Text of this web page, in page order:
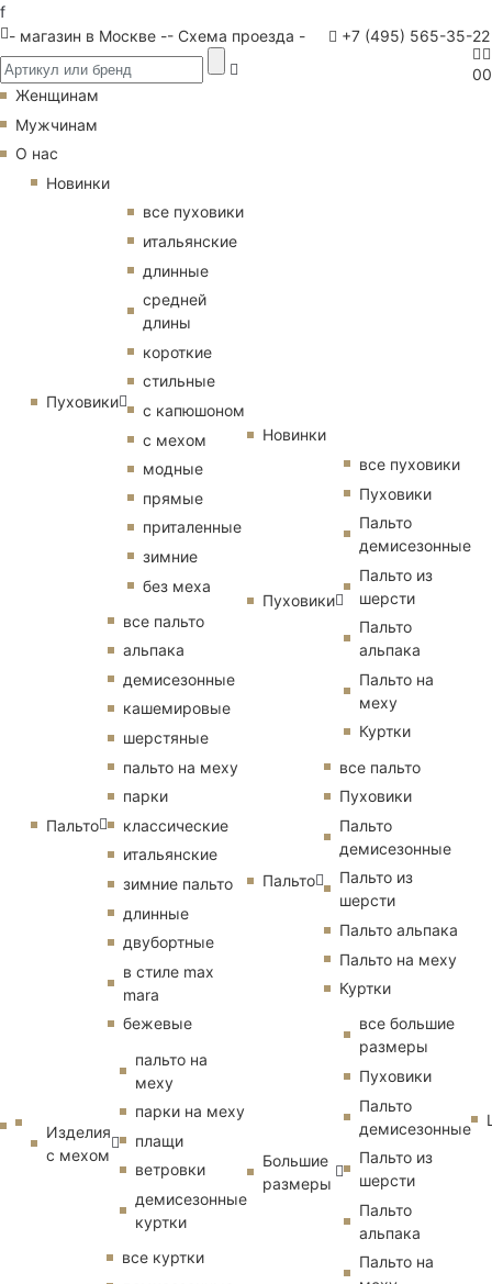
f
- магазин в Москве -- Схема проезда - +7 (495) 565-35-22
00
Женщинам
Мужчинам
О нас
Новинки
Пуховики
все пуховики
итальянские
длинные
средней
длины
короткие
стильные
с капюшоном
с мехом
модные
прямые
приталенные
зимние
без меха
Пальто
все пальто
альпака
демисезонные
кашемировые
шерстяные
пальто на меху
парки
классические
итальянские
зимние пальто
длинные
двубортные
в стиле max
mara
бежевые
Изделия
с мехом
пальто на
меху
парки на меху
плащи
ветровки
демисезонные
куртки
все куртки
Новинки
Пуховики
все пуховики
Пуховики
Пальто
демисезонные
Пальто из
шерсти
Пальто
альпака
Пальто на
меху
Куртки
Пальто
все пальто
Пуховики
Пальто
демисезонные
Пальто из
шерсти
Пальто альпака
Пальто на меху
Куртки
Большие
размеры
все большие
размеры
Пуховики
Пальто
демисезонные
Пальто из
шерсти
Пальто
альпака
Пальто на